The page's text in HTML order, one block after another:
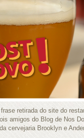
retirada do site do
amigos do Blog de Nos
cervejaria Brooklyn e